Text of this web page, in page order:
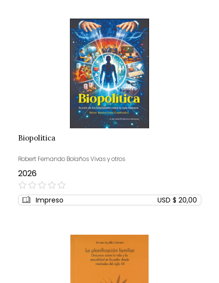
Biopolítica
Robert Fernando Bolaños Vivas y otros
2026
0%
Impreso USD $ 20,00